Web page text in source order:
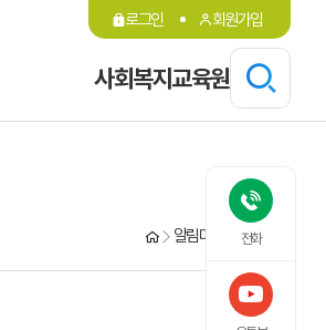
전화
로그인 회원가입
사회복지교육원
알림마당 카드뉴스